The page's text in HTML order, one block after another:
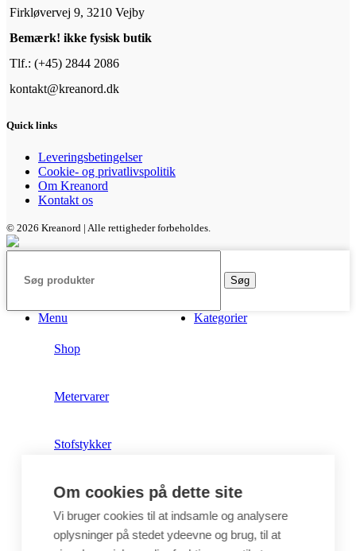
Firkløvervej 9, 3210 Vejby
Bemærk! ikke fysisk butik
Tlf.: (+45) 2844 2086
kontakt@kreanord.dk
Quick links
Leveringsbetingelser
Cookie- og privatlivspolitik
Om Kreanord
Kontakt os
© 2026 Kreanord | Alle rettigheder forbeholdes.
Søg
Menu Kategorier
Shop
Metervarer
Stofstykker
Puder
Unika
Om cookies på dette site
Vi bruger cookies til at indsamle og analysere
oplysninger på stedet ydeevne og brug, til at